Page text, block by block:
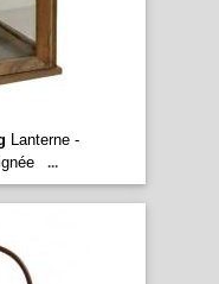
Lanterne -
...